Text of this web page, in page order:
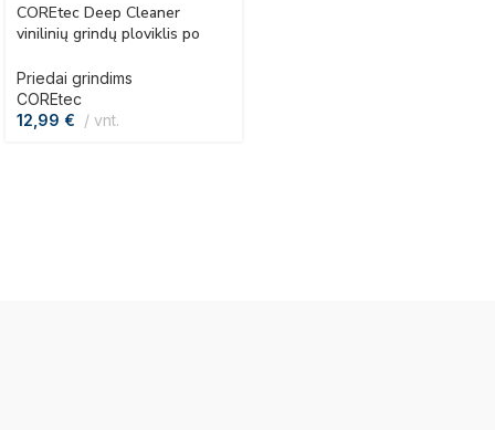
COREtec Deep Cleaner
vinilinių grindų ploviklis po
Priedai grindims
COREtec
12,99 € vnt.